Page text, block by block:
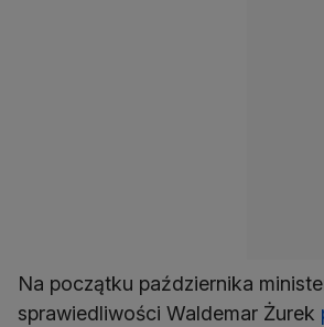
Na początku października
sprawiedliwości Waldemar Żurek